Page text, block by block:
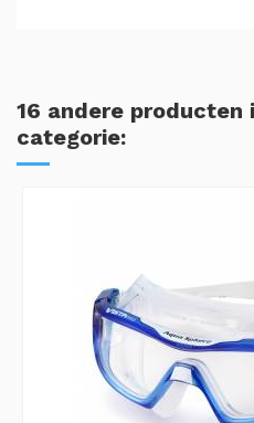
16 andere producten
categorie: